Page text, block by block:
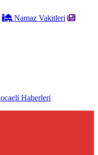
Namaz Vakitleri